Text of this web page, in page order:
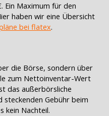
Ein Maximum für den
haben wir eine Übersicht
bei flatex.
die Börse, sondern über
zum Nettoinventar-Wert
das außerbörsliche
steckenden Gebühr beim
kein Nachteil.